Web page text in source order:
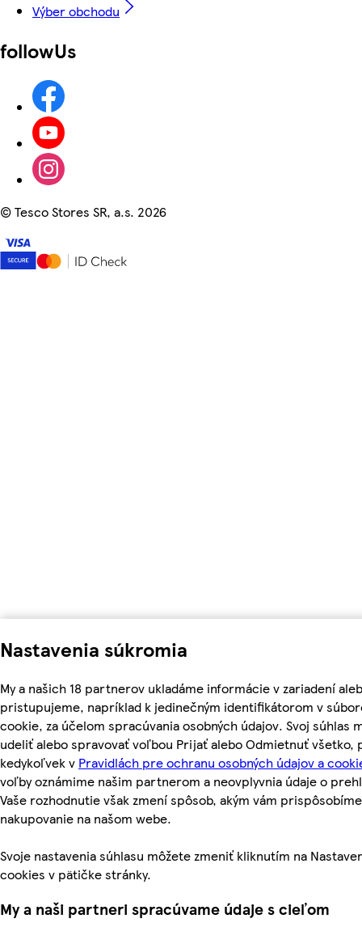
Nastavenia súkromia
My a našich 18 partnerov ukladáme informácie v zariadení
pristupujeme, napríklad k jedinečným identifikátorom v
cookie, za účelom spracúvania osobných údajov. Svoj súhlas
udeliť alebo spravovať voľbou Prijať alebo Odmietnuť všetko,
kedykoľvek v Pravidlách pre ochranu osobných údajov a
voľby oznámime našim partnerom a neovplyvnia údaje o
Vaše rozhodnutie však zmení spôsob, akým vám prispôsobíme
nakupovanie na našom webe.
Svoje nastavenia súhlasu môžete zmeniť kliknutím na
cookies v pätičke stránky.
My a naši partneri spracúvame údaje s cieľom
Výber obchodu
followUs
©Tesco Stores SR, a.s. 2026